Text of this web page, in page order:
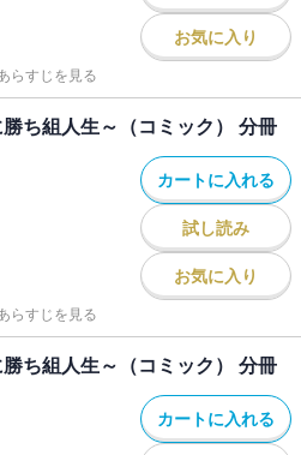
お気に入り
らすじを見る
ち組人生～（コミック） 分冊
カートに入れる
試し読み
お気に入り
らすじを見る
ち組人生～（コミック） 分冊
カートに入れる